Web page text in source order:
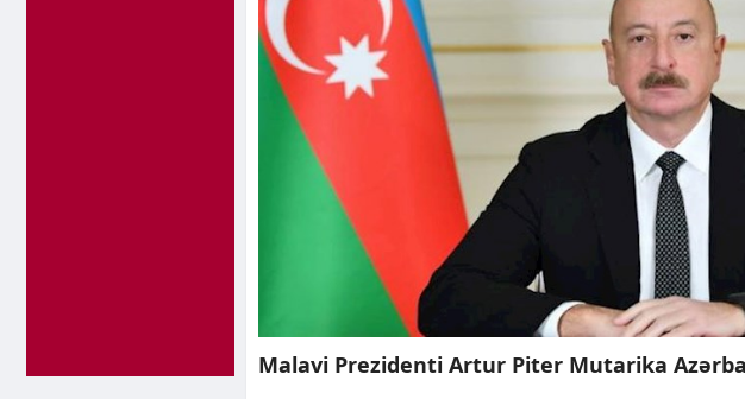
Malavi Prezidenti Artur Piter Mutarika